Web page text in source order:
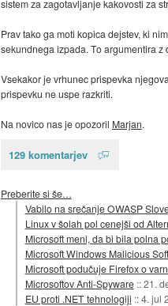
sistem za zagotavljanje kakovosti za
Prav tako ga moti kopica dejstev, ki
sekundnega izpada. To argumentira
Vsekakor je vrhunec prispevka
prispevku ne uspe razkriti.
Na novico nas je opozoril Marjan.
129 komentarjev
Preberite si še…
Vabilo na srečanje OWASP
Linux v šolah pol cenejši od
Microsoft meni, da bi bila polna
Microsoft Windows Malicious
Microsoft podučuje Firefox o
Microsoftov Anti-Spyware ::21.
EU proti .NET tehnologiji ::4. jul